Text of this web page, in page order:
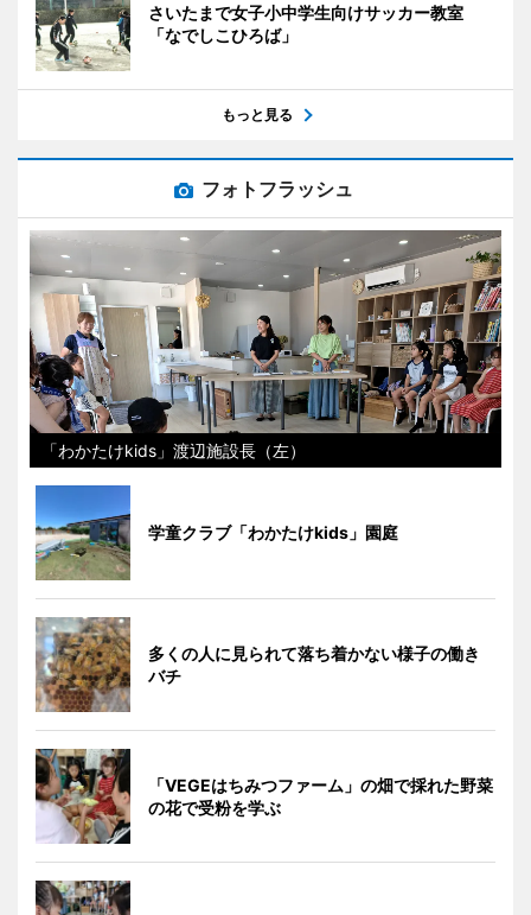
さいたまで女子小中学生向けサッカー教室
「なでしこひろば」
もっと見る
フォトフラッシュ
「わかたけkids」渡辺施設長（左）
学童クラブ「わかたけkids」園庭
多くの人に見られて落ち着かない様子の働き
バチ
「VEGEはちみつファーム」の畑で採れた野菜
の花で受粉を学ぶ